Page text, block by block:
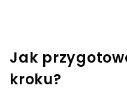
Jak
kroku?